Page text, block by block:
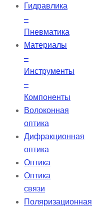
Гидравлика
–
Пневматика
Материалы
–
Инструменты
–
Компоненты
Волоконная
оптика
Дифракционная
оптика
Оптика
Оптика
связи
Поляризационная